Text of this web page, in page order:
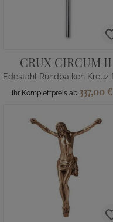
CRUX CIRCUM II
Ihr Komplettpreis ab 337,00 €